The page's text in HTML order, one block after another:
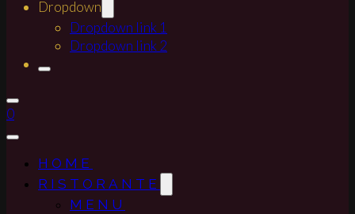
Dropdown
Dropdown link 1
Dropdown link 2
0
HOME
RISTORANTE
MENU